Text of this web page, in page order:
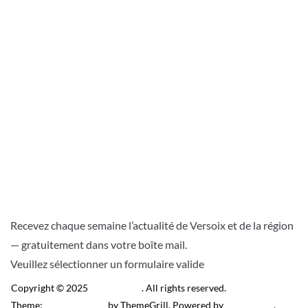
Recevez chaque semaine l’actualité de Versoix et de la région
— gratuitement dans votre boîte mail.
Veuillez sélectionner un formulaire valide
Copyright © 2025
. All rights reserved.
Theme:
by ThemeGrill. Powered by .